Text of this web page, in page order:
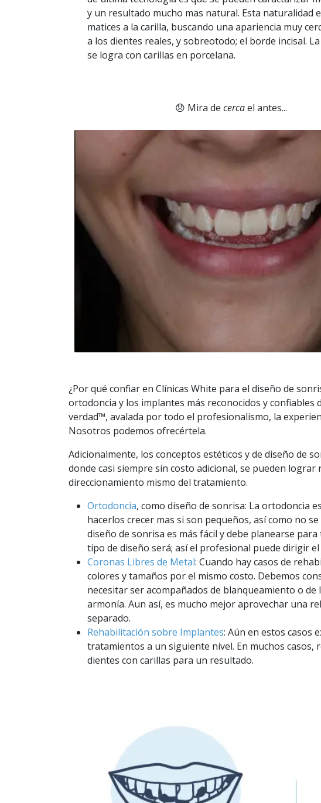
y un resultado mucho mas natural. Esta naturalidad
matices a la carilla, buscando una apariencia muy
a los dientes reales, y sobreotodo; el borde incisal.
se logra con carillas en porcelana.
😞 Mira de cercael antes...
¿Por qué confiar en Clínicas White para el diseño de
ortodoncia y los implantes más reconocidos y confiables
verdad™, avalada por todo el profesionalismo, la
Nosotros podemos ofrecértela.
Adicionalmente, los conceptos estéticos y de diseño de
donde casi siempre sin costo adicional, se pueden
direccionamiento mismo del tratamiento.
Ortodoncia, como diseño de sonrisa: La ortodoncia
hacerlos crecer mas si son pequeños, así como no
diseño de sonrisa es más fácil y debe planearse
tipo de diseño será; así el profesional puede dirigir
Coronas Libres de Metal: Cuando hay casos de
colores y tamaños por el mismo costo. Debemos
necesitar ser acompañados de blanqueamiento o
armonía. Aun así, es mucho mejor aprovechar una
separado.
Rehabilitación sobre Implantes: Aún en estos casos
tratamientos a un siguiente nivel. En muchos
dientes con carillas para un resultado.